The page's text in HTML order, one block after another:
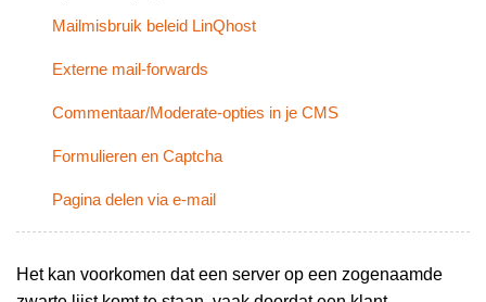
Mailmisbruik beleid LinQhost
Externe mail-forwards
Commentaar/Moderate-opties in je CMS
Formulieren en Captcha
Pagina delen via e-mail
Het kan voorkomen dat een server op een zogenaamde